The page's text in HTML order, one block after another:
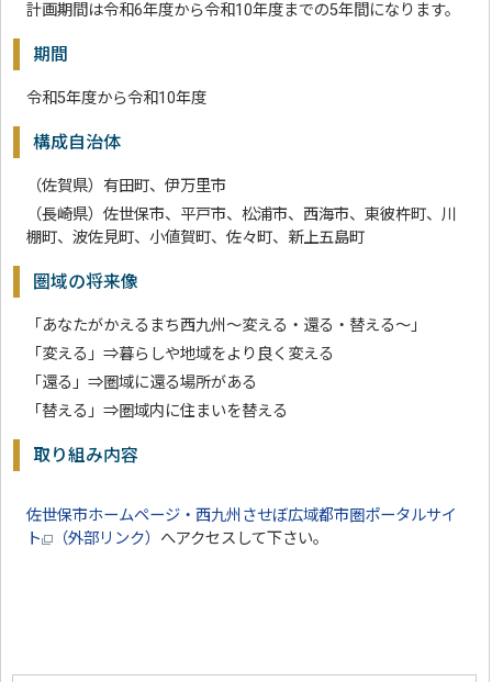
計画期間は令和6年度から令和10年度までの5年間になります。
期間
令和5年度から令和10年度
構成自治体
（佐賀県）有田町、伊万里市
（長崎県）佐世保市、平戸市、松浦市、西海市、東彼杵町、川
棚町、波佐見町、小値賀町、佐々町、新上五島町
圏域の将来像
「あなたがかえるまち西九州～変える・還る・替える～」
「変える」⇒暮らしや地域をより良く変える
「還る」⇒圏域に還る場所がある
「替える」⇒圏域内に住まいを替える
取り組み内容
佐世保市ホームページ・西九州させぼ広域都市圏ポータルサイ
ト
（外部リンク） へアクセスして下さい。